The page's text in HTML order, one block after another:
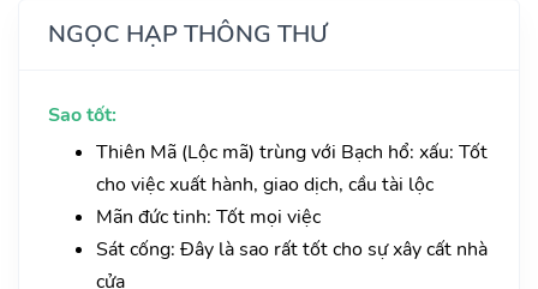
NGỌC HẠP THÔNG THƯ
Sao tốt:
Thiên Mã (Lộc mã) trùng với Bạch hổ: xấu: Tốt
cho việc xuất hành, giao dịch, cầu tài lộc
Mãn đức tinh: Tốt mọi việc
Sát cống: Đây là sao rất tốt cho sự xây cất nhà
cửa